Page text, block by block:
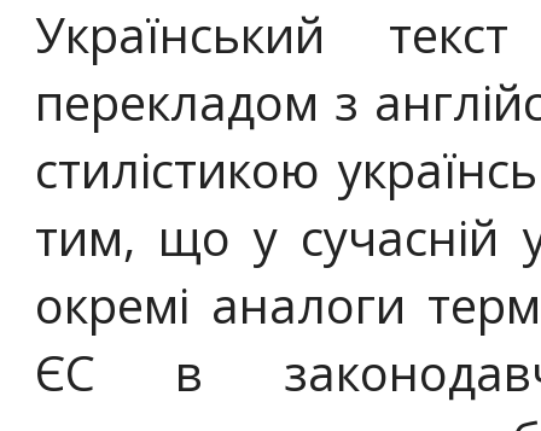
Український
перекладом з
стилістикою
тим, що у сучасній
окремі аналоги
ЄС в